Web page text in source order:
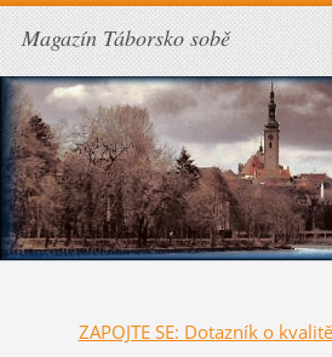
Magazín Táborsko sobě
ZAPOJTE SE: Dotazník o